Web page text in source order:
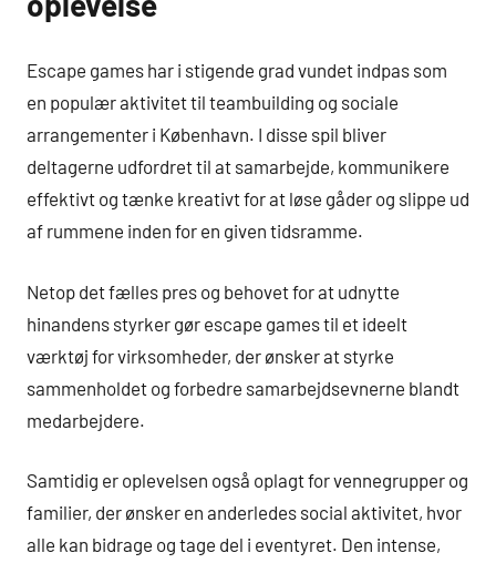
Escape games har i stigende grad vundet indpas som
en populær aktivitet til teambuilding og sociale
arrangementer i København. I disse spil bliver
deltagerne udfordret til at samarbejde, kommunikere
effektivt og tænke kreativt for at løse gåder og slippe ud
af rummene inden for en given tidsramme.
Netop det fælles pres og behovet for at udnytte
hinandens styrker gør escape games til et ideelt
værktøj for virksomheder, der ønsker at styrke
sammenholdet og forbedre samarbejdsevnerne blandt
medarbejdere.
Samtidig er oplevelsen også oplagt for vennegrupper og
familier, der ønsker en anderledes social aktivitet, hvor
alle kan bidrage og tage del i eventyret. Den intense,